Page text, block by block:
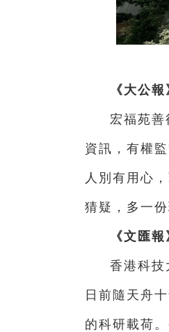
《大公
宏福苑
資訊，有權
人別有用心
猜疑，多一
《文匯
香港科技
日前隨天舟
的科研載荷